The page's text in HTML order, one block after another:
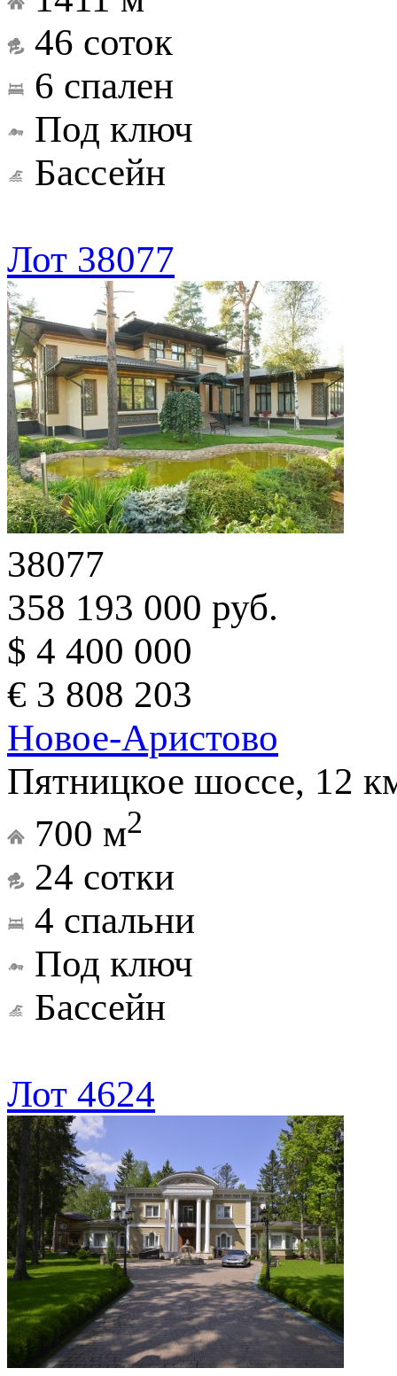
46 соток
6 спален
Под ключ
Бассейн
Лот 38077
38077
358 193 000 руб.
$ 4 400 000
€ 3 808 203
Новое-Аристово
Пятницкое шоссе, 12
700 м2
24 сотки
4 спальни
Под ключ
Бассейн
Лот 4624